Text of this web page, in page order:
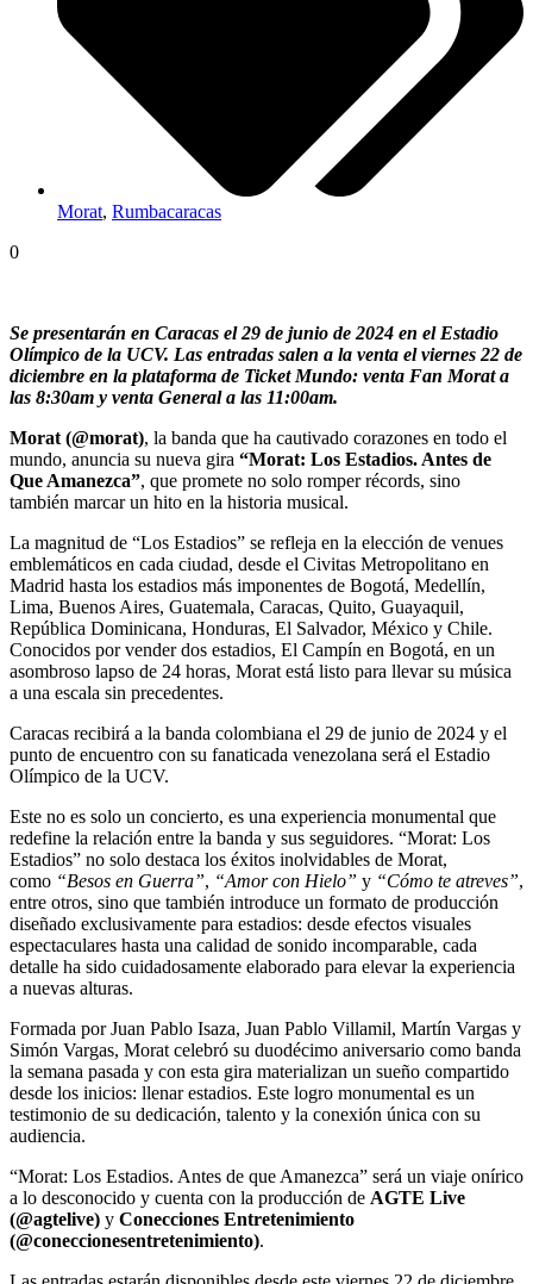
Morat, Rumbacaracas
0
Se presentarán en Caracas el 29 de junio de 2024 en el Estadio
Olímpico de la UCV. Las entradas salen a la venta el viernes 22 de
diciembre en la plataforma de Ticket Mundo: venta Fan Morat a
las 8:30am y venta General a las 11:00am.
Morat (@morat), la banda que ha cautivado corazones en todo el
mundo, anuncia su nueva gira “Morat: Los Estadios. Antes de
Que Amanezca”, que promete no solo romper récords, sino
también marcar un hito en la historia musical.
La magnitud de “Los Estadios” se refleja en la elección de venues
emblemáticos en cada ciudad, desde el Civitas Metropolitano en
Madrid hasta los estadios más imponentes de Bogotá, Medellín,
Lima, Buenos Aires, Guatemala, Caracas, Quito, Guayaquil,
República Dominicana, Honduras, El Salvador, México y Chile.
Conocidos por vender dos estadios, El Campín en Bogotá, en un
asombroso lapso de 24 horas, Morat está listo para llevar su música
a una escala sin precedentes.
Caracas recibirá a la banda colombiana el 29 de junio de 2024 y el
punto de encuentro con su fanaticada venezolana será el Estadio
Olímpico de la UCV.
Este no es solo un concierto, es una experiencia monumental que
redefine la relación entre la banda y sus seguidores. “Morat: Los
Estadios” no solo destaca los éxitos inolvidables de Morat,
como “Besos en Guerra”, “Amor con Hielo” y “Cómo te atreves”,
entre otros, sino que también introduce un formato de producción
diseñado exclusivamente para estadios: desde efectos visuales
espectaculares hasta una calidad de sonido incomparable, cada
detalle ha sido cuidadosamente elaborado para elevar la experiencia
a nuevas alturas.
Formada por Juan Pablo Isaza, Juan Pablo Villamil, Martín Vargas y
Simón Vargas, Morat celebró su duodécimo aniversario como banda
la semana pasada y con esta gira materializan un sueño compartido
desde los inicios: llenar estadios. Este logro monumental es un
testimonio de su dedicación, talento y la conexión única con su
audiencia.
“Morat: Los Estadios. Antes de que Amanezca” será un viaje onírico
a lo desconocido y cuenta con la producción de AGTE Live
(@agtelive) y Conecciones Entretenimiento
(@coneccionesentretenimiento).